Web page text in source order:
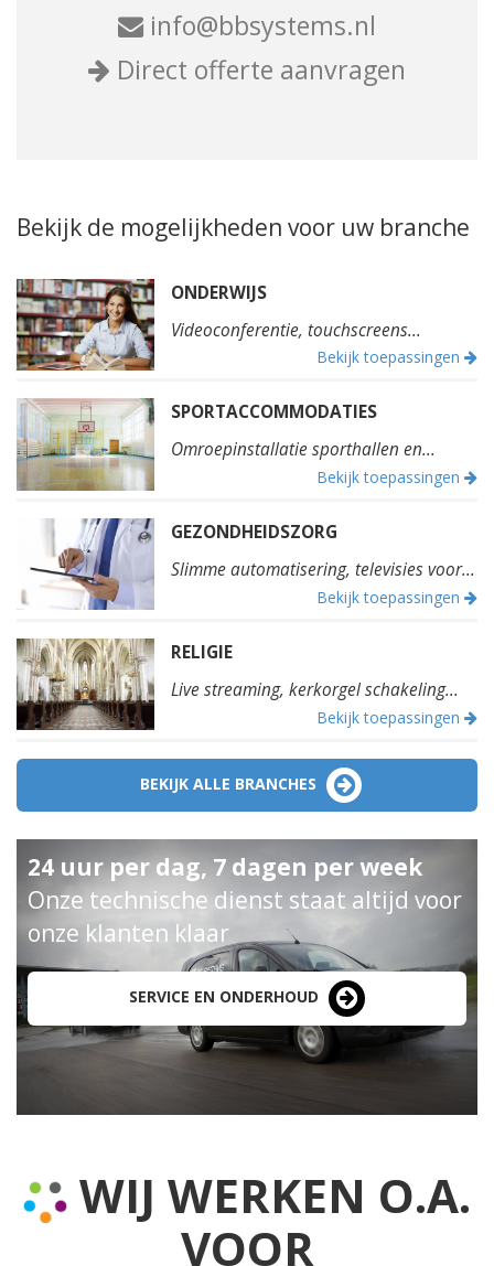
info@bbsystems.nl
Direct offerte aanvragen
Bekijk de mogelijkheden voor uw branche
ONDERWIJS
Videoconferentie, touchscreens...
Bekijk toepassingen
SPORTACCOMMODATIES
Omroepinstallatie sporthallen en...
Bekijk toepassingen
GEZONDHEIDSZORG
Slimme automatisering, televisies voor...
Bekijk toepassingen
RELIGIE
Live streaming, kerkorgel schakeling...
Bekijk toepassingen
BEKIJK ALLE BRANCHES
24 uur per dag, 7 dagen per week
Onze technische dienst staat altijd voor
onze klanten klaar
SERVICE EN ONDERHOUD
WIJ WERKEN O.A.
VOOR